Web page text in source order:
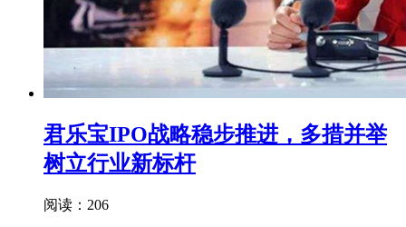
君乐宝IPO战略稳步推进，多措并举
树立行业新标杆
阅读：206